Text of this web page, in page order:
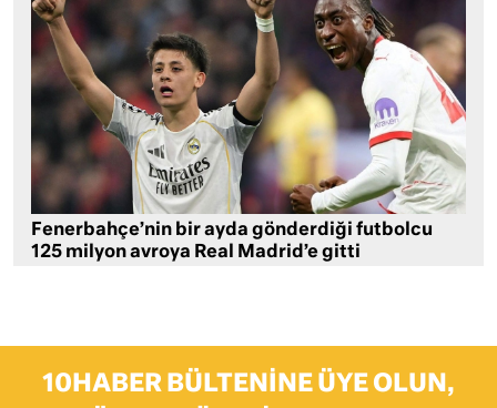
Fenerbahçe’nin bir ayda gönderdiği futbolcu
125 milyon avroya Real Madrid’e gitti
10HABER BÜLTENINE ÜYE OLUN,